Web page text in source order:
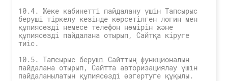
10.4. Жеке кабинетті пайдалану үшін Тапсырыс
беруші тіркелу кезінде көрсетілген логин мен
құпиясөзді немесе телефон нөмірін және
құпиясөзді пайдалана отырып, Сайтқа кіруге
тиіс.
10.5. Тапсырыс беруші Сайттың функционалын
пайдалана отырып, Сайтта авторизациялау үшін
пайдаланылатын құпиясөзді өзгертуге құқылы.